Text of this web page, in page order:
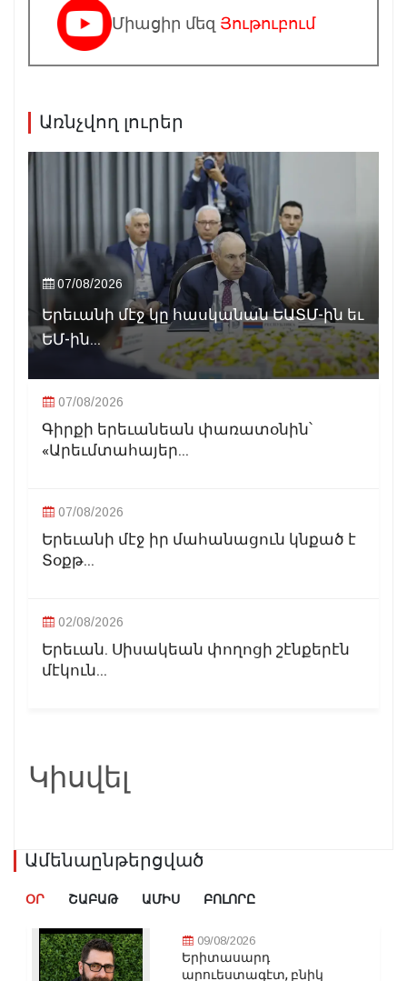
Միացիր մեզ Յութուբում
Առնչվող լուրեր
07/08/2026
Երեւանի մէջ կը հասկանան ԵԱՏՄ-ին եւ
ԵՄ-ին...
07/08/2026
Գիրքի երեւանեան փառատօնին՝
«Արեւմտահայեր...
07/08/2026
Երեւանի մէջ իր մահանացուն կնքած է
Տօքթ...
02/08/2026
Երեւան. Սիսակեան փողոցի շէնքերէն
մէկուն...
Կիսվել
Ամենաընթերցված
ՕՐ ՇԱԲԱԹ ԱՄԻՍ ԲՈԼՈՐԸ
09/08/2026
Երիտասարդ
արուեստագէտ, բնիկ